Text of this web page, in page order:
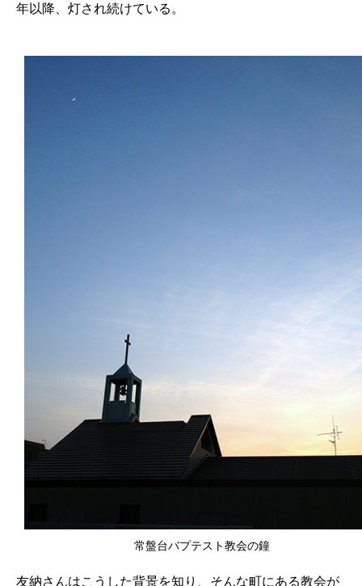
年以降、灯され続けている。
常盤台バプテスト教会の鐘
友納さんはこうした背景を知り、そんな町にある教会が